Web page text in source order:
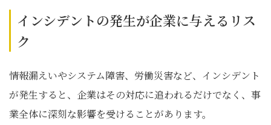
インシデントの発生が企業に与えるリス
ク
情報漏えいやシステム障害、労働災害など、インシデント
が発生すると、企業はその対応に追われるだけでなく、事
業全体に深刻な影響を受けることがあります。